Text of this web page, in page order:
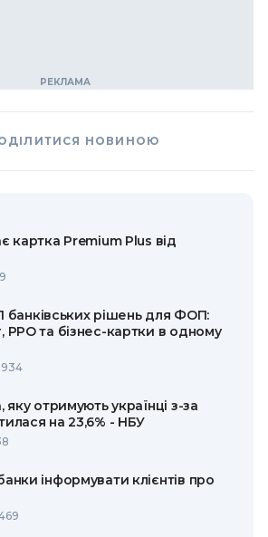
НОВИНОЮ
картка Premium Plus від
банківських рішень для ФОП:
РРО та бізнес-картки в одному
яку отримують українці з-за
на 23,6% - НБУ
інформувати клієнтів про